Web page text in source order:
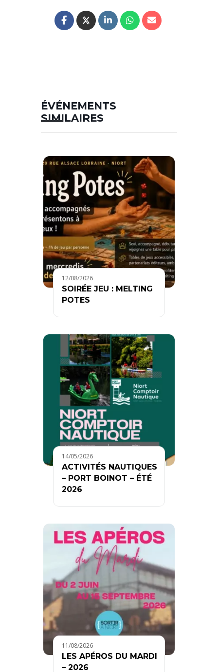
ÉVÉNEMENTS
SIMILAIRES
12/08/2026
SOIRÉE JEU : MELTING
POTES
14/05/2026
ACTIVITÉS NAUTIQUES
– PORT BOINOT – ÉTÉ
2026
11/08/2026
LES APÉROS DU MARDI
– 2026